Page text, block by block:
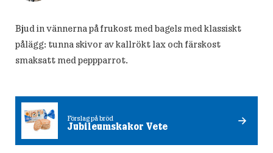
Bjud in vännerna på frukost med bagels med klassiskt
pålägg: tunna skivor av kallrökt lax och färskost
smaksatt med peppparrot.
Förslag på bröd
Jubileumskakor Vete